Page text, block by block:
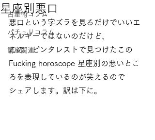
占星術コラム
パチュリコラム
講座関連
星座別悪口
悪口という字ズラを見るだけでいいエ
ネルギーではないのだけど、
この　ピンタレストで見つけたこの
Fucking horoscope 星座別の悪いとこ
ろを表現しているのが笑えるので
シェアします。訳は下に。